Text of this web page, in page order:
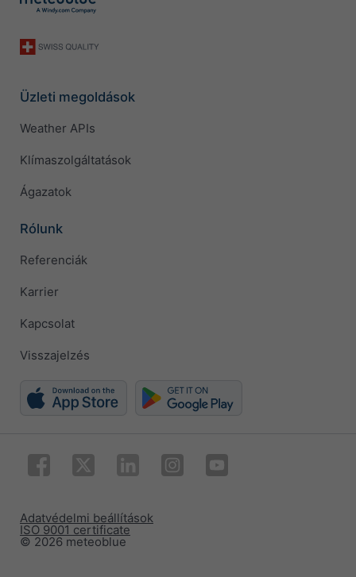
Üzleti megoldások
Weather APIs
Klímaszolgáltatások
Ágazatok
Rólunk
Referenciák
Karrier
Kapcsolat
Visszajelzés
© 2026 meteoblue
ISO 9001 certificate
Adatvédelmi beállítások